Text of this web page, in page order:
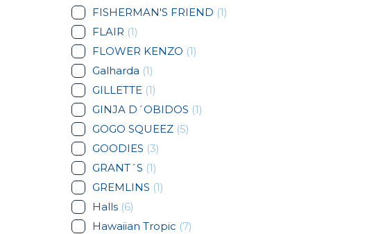
FISHERMAN'S FRIEND (1)
FLAIR (1)
FLOWER KENZO (1)
Galharda (1)
GILLETTE (1)
GINJA D´OBIDOS (1)
GOGO SQUEEZ (5)
GOODIES (3)
GRANT´S (1)
GREMLINS (1)
Halls (6)
Hawaiian Tropic (7)